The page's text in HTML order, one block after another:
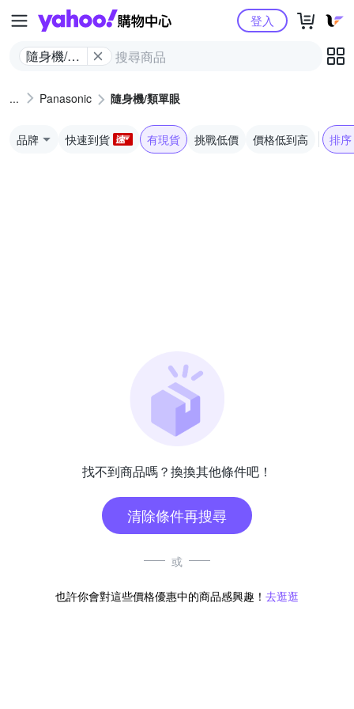
Yahoo購物中心
隨身機/類
登入
Panasonic 隨身機/類單眼
品牌 快速到貨 有現貨 挑戰低價 價格低到高 排序
找不到商品嗎？換換其他條件吧！
清除條件再搜尋
或
也許你會對這些價格優惠中的商品感興趣！ 去逛逛